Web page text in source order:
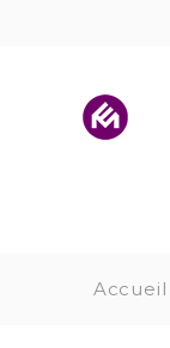
Accueil